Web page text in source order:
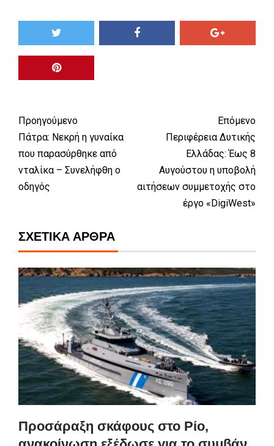
Προηγούμενο
Πάτρα: Νεκρή η γυναίκα
που παρασύρθηκε από
νταλίκα – Συνελήφθη ο
οδηγός
Επόμενο
Περιφέρεια Δυτικής
Ελλάδας: Έως 8
Αυγούστου η υποβολή
αιτήσεων συμμετοχής στο
έργο «DigiWest»
ΣΧΕΤΙΚΆ ΆΡΘΡΑ
Προσάραξη σκάφους στο Ρίο,